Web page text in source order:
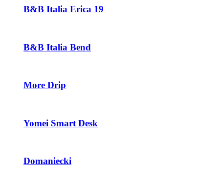
B&B Italia Erica 19
B&B Italia Bend
More Drip
Yomei Smart Desk
Domaniecki